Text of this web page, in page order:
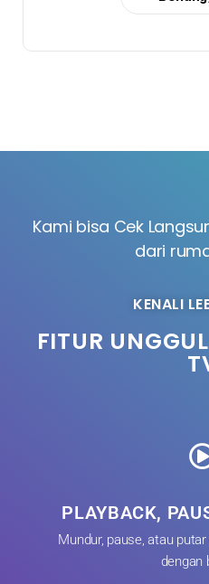
Kami bisa Cek
dari
KENALI
FITUR
PLAYBACK,
Mundur, pause, atau
dengan